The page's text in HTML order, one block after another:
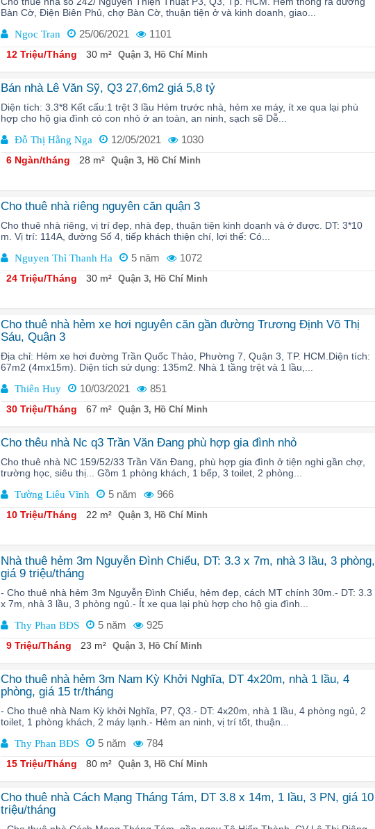
Bàn Cờ, Điện Biên Phủ, chợ Bàn Cờ, thuận tiện ở và kinh doanh, giao...
Ngoc Tran 25/06/2021 1101
12 Triệu/Tháng 30 m² Quận 3, Hồ Chí Minh
Bán nhà Lê Văn Sỹ, Q3 27,6m2 giá 5,8 tỷ
Diện tích: 3.3*8 Kết cấu:1 trệt 3 lầu Hẻm trước nhà, hẻm xe máy, ít xe qua lại phù
hợp cho hộ gia đình có con nhỏ ở an toàn, an ninh, sạch sẽ Dễ...
Đỗ Thị Hằng Nga 12/05/2021 1030
6 Ngàn/tháng 28 m² Quận 3, Hồ Chí Minh
Cho thuê nhà riêng nguyên căn quận 3
Cho thuê nhà riêng, vị trí đẹp, nhà đẹp, thuận tiện kinh doanh và ở được. DT: 3*10
m. Vị trí: 114A, đường Số 4, tiếp khách thiện chí, lợi thế: Có...
Nguyen Thì Thanh Ha 5 năm 1072
24 Triệu/Tháng 30 m² Quận 3, Hồ Chí Minh
Cho thuê nhà hẻm xe hơi nguyên căn gần đường Trương Định Võ Thị
Sáu, Quận 3
Địa chỉ: Hẻm xe hơi đường Trần Quốc Thảo, Phường 7, Quận 3, TP. HCM.Diện tích:
67m2 (4mx15m). Diện tích sử dụng: 135m2. Nhà 1 tầng trệt và 1 lầu,...
Thiên Huy 10/03/2021 851
30 Triệu/Tháng 67 m² Quận 3, Hồ Chí Minh
Cho thêu nhà Nc q3 Trần Văn Đang phù hợp gia đình nhỏ
Cho thuê nhà NC 159/52/33 Trần Văn Đang, phù hợp gia đình ở tiện nghi gần chợ,
trường học, siêu thị... Gồm 1 phòng khách, 1 bếp, 3 toilet, 2 phòng...
Tường Liêu Vĩnh 5 năm 966
10 Triệu/Tháng 22 m² Quận 3, Hồ Chí Minh
Nhà thuê hẻm 3m Nguyễn Đình Chiểu, DT: 3.3 x 7m, nhà 3 lầu, 3 phòng,
giá 9 triệu/tháng
- Cho thuê nhà hẻm 3m Nguyễn Đình Chiểu, hẻm đẹp, cách MT chính 30m.- DT: 3.3
x 7m, nhà 3 lầu, 3 phòng ngủ.- Ít xe qua lại phù hợp cho hộ gia đình...
Thy Phan BĐS 5 năm 925
9 Triệu/Tháng 23 m² Quận 3, Hồ Chí Minh
Cho thuê nhà hẻm 3m Nam Kỳ Khởi Nghĩa, DT 4x20m, nhà 1 lầu, 4
phòng, giá 15 tr/tháng
- Cho thuê nhà Nam Kỳ khởi Nghĩa, P7, Q3.- DT: 4x20m, nhà 1 lầu, 4 phòng ngủ, 2
toilet, 1 phòng khách, 2 máy lạnh.- Hẻm an ninh, vị trí tốt, thuận...
Thy Phan BĐS 5 năm 784
15 Triệu/Tháng 80 m² Quận 3, Hồ Chí Minh
Cho thuê nhà Cách Mạng Tháng Tám, DT 3.8 x 14m, 1 lầu, 3 PN, giá 10
triệu/tháng